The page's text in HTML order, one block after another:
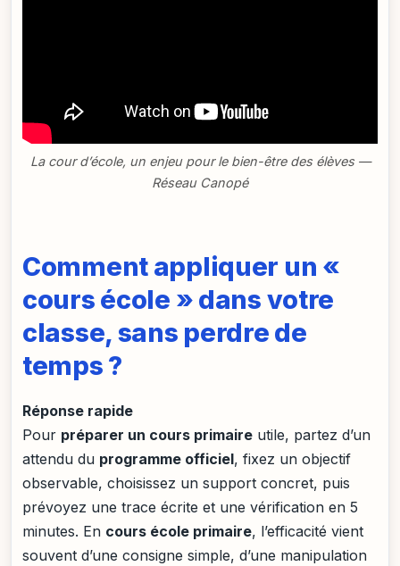
La cour d’école, un enjeu pour le bien-être des élèves —
Réseau Canopé
Comment appliquer un «
cours école » dans votre
classe, sans perdre de
temps ?
Réponse rapide
Pour préparer un cours primaire utile, partez d’un
attendu du programme officiel, fixez un objectif
observable, choisissez un support concret, puis
prévoyez une trace écrite et une vérification en 5
minutes. En cours école primaire, l’efficacité vient
souvent d’une consigne simple, d’une manipulation